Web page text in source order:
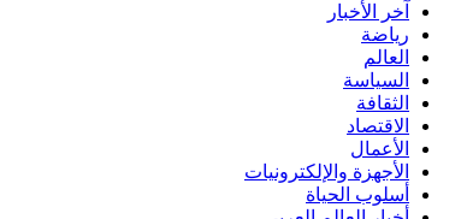
لايف نيوز
آخر الأخبار العاجلة لحظة بلحظة من العالم العربي والعالم
آخر الأخبار
رياضة
العالم
السياسة
الثقافة
الاقتصاد
الأعمال
الأجهزة والإلكترونيات
أسلوب الحياة